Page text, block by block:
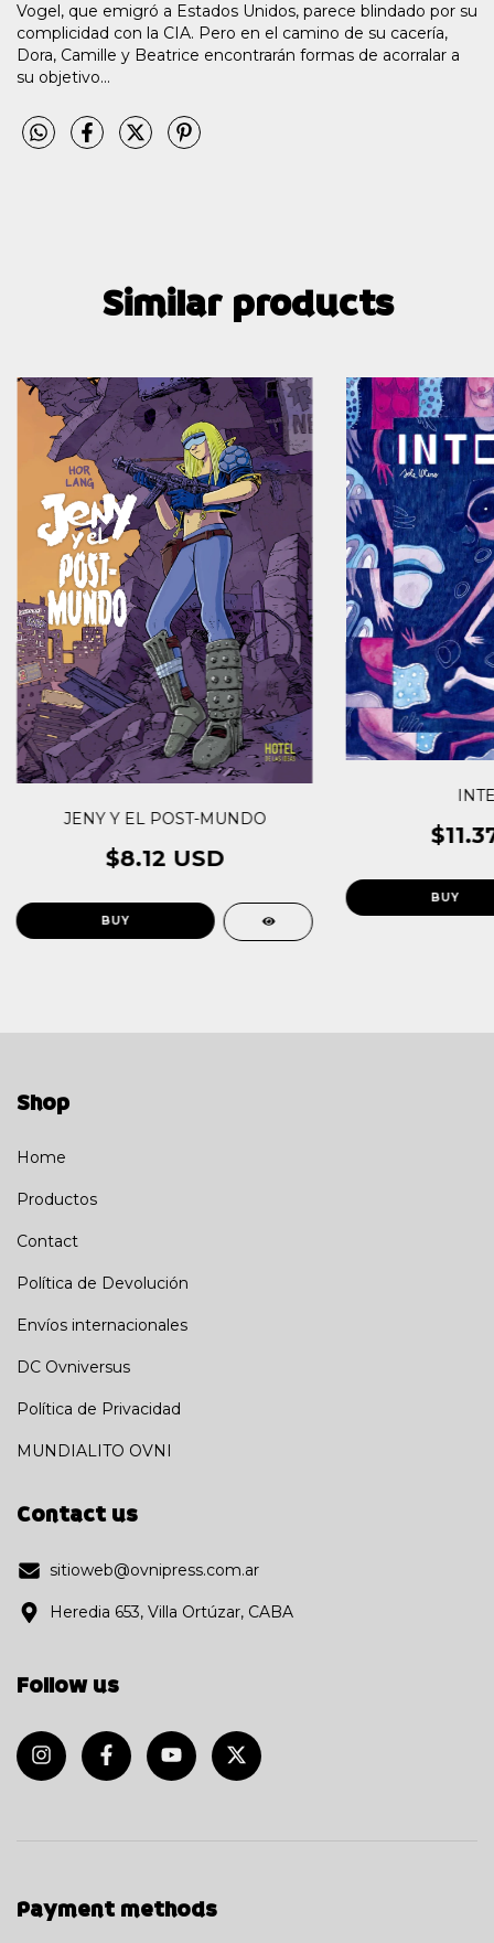
Vogel, que emigró a Estados Unidos, parece blindado por su
complicidad con la CIA. Pero en el camino de su cacería,
Dora, Camille y Beatrice encontrarán formas de acorralar a
su objetivo...
Similar products
JENY Y EL POST-MUNDO
$8.12 USD
Shop
Home
Productos
Contact
Política de Devolución
Envíos internacionales
DC Ovniversus
Política de Privacidad
MUNDIALITO OVNI
Contact us
sitioweb@ovnipress.com.ar
Heredia 653, Villa Ortúzar, CABA
Follow us
Payment methods